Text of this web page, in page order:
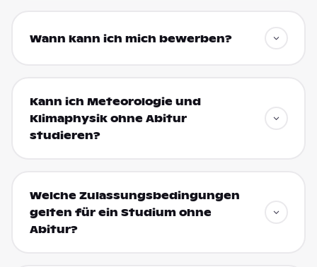
Wann kann ich mich bewerben?
Kann ich Meteorologie und
Klimaphysik ohne Abitur
studieren?
Welche Zulassungsbedingungen
gelten für ein Studium ohne
Abitur?